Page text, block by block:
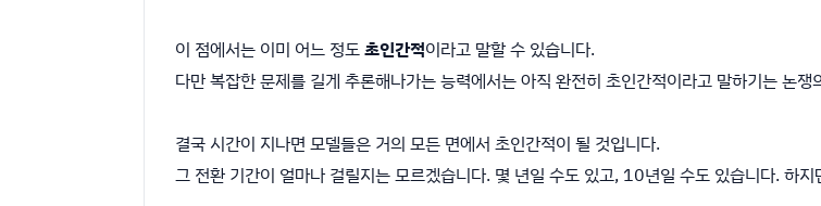
이 점에서는 이미 어느 정도초인간적이라고 말할 수 있습니다.
다만 복잡한 문제를 길게 추론해나가는 능력에서는 아직 완전히 초인간적이라고 말하기는 논
결국 시간이 지나면 모델들은 거의 모든 면에서 초인간적이 될 것입니다.
그 전환 기간이 얼마나 걸릴지는 모르겠습니다. 몇 년일 수도 있고, 10년일 수도 있습니다. 하